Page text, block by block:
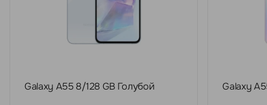
Galaxy A55 8/128 GB Голубой Galaxy